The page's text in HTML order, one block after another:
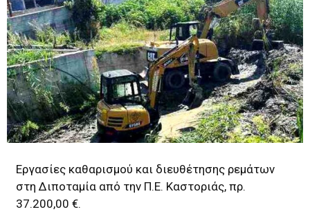
Εργασίες καθαρισμού και διευθέτησης ρεμάτων
στη Διποταμία από την Π.Ε. Καστοριάς, πρ.
37.200,00 €.